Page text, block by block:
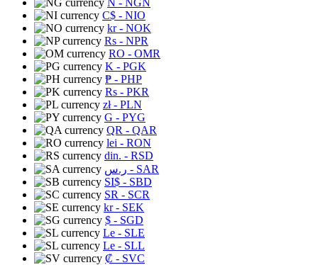
N - NGN
C$ - NIO
kr- NOK
Rs - NPR
RO - OMR
K - PGK
₱ - PHP
Rs - PKR
zł- PLN
G - PYG
QR - QAR
lei - RON
din. - RSD
ر.س - SAR
SI$ - SBD
SR - SCR
kr- SEK
$ - SGD
Le - SLE
Le - SLL
₡ - SVC